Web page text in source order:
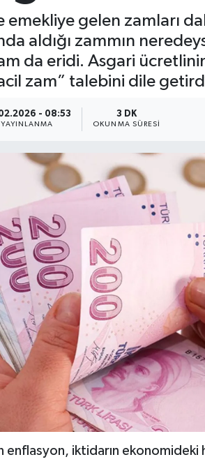
emekliye gelen zamları
aldığı zammın
da eridi. Asgari
zam” talebini dile
- 08:53
YAYINLANMA
3 DK
OKUNMA SÜRESI
iktidarın ekonomideki